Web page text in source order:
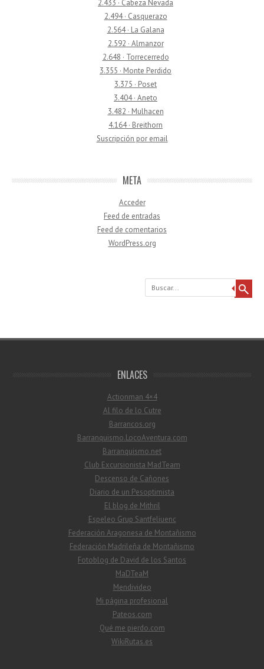
2.433 · Cabeza Nevada
2.494 · Casquerazo
2.564 · La Galana
2.592 · Almanzor
2.648 · Torrecerredo
3.355 · Monte Perdido
3.375 · Poset
3.404 · Aneto
3.482 · Mulhacen
4.164 · Breithorn
Suscripción por email
META
Acceder
Feed de entradas
Feed de comentarios
WordPress.org
Buscar
ENLACES
Actionman 4×4
Al filo de lo Cutre
Barrancos.org
Barranquismo.LocoAventura.com
Barranquismo.net
Club Excursionista MadTeam
Descenso de Cañones
Diario de un Pesoptimista
El blog de Mithril
Espeleo Grup Santfeliuenc
Federación Aragonesa de Montañismo
Federación Madrileña de Montañismo
Fotoblog de David de los Santos
MaDTeaM
Mendivideo
Mi página profesional
Pateos.com
Qué me pierdo.com
WikiRutas.es